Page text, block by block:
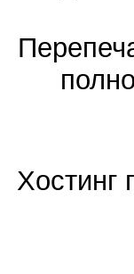
Хостинг